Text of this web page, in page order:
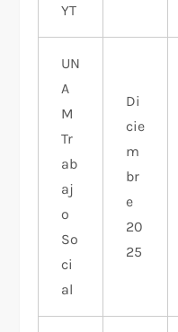
YT
UN
A
M
Tr
ab
aj
o
So
ci
al
Di
cie
m
br
e
20
25